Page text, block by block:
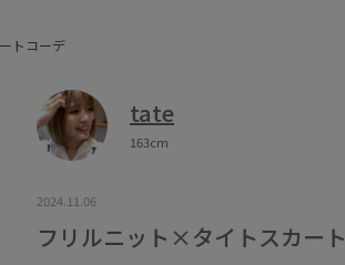
トコーデ
tate
163cm
2024.11.06
フリルニット×タイトスカー